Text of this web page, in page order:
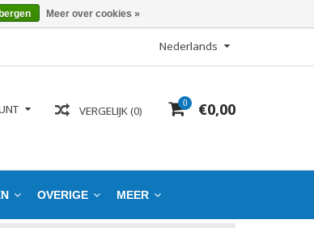
Nederlands
0 €0,00
VERGELIJK (0)
OVERIGE MEER
Meer over cookies »